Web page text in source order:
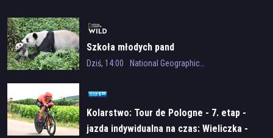
Szkoła młodych pand
Dziś, 14:00
Kolarstwo: Tour de Pologne - 7. etap -
jazda indywidualna na czas: Wieliczka -